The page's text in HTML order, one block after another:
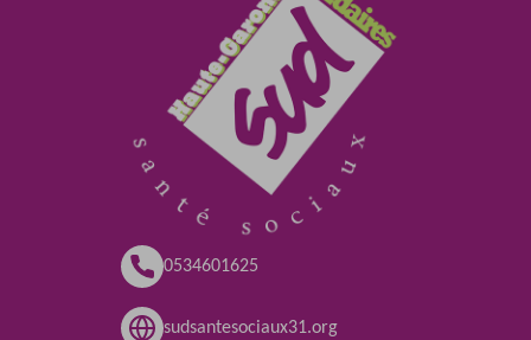
0534601625
sudsantesociaux31.org